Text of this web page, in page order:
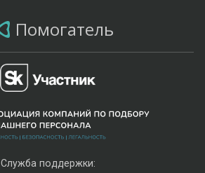
Помогатель
Служба поддержки: